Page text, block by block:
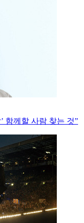
함께할 사람 찾는 것”